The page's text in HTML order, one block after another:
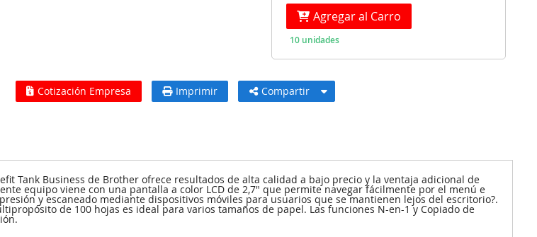
Agregar al Carro
10 unidades
Cotización Empresa Imprimir Compartir
Tank Business de Brother ofrece resultados de alta calidad a bajo precio y la ventaja adicional de
equipo viene con una pantalla a color LCD de 2,7" que permite navegar fácilmente por el menú e
y escaneado mediante dispositivos móviles para usuarios que se mantienen lejos del escritorio?.
de 100 hojas es ideal para varios tamaños de papel. Las funciones N-en-1 y Copiado de